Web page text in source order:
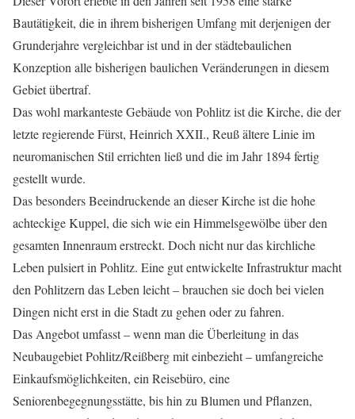
Bautätigkeit, die in ihrem bisherigen Umfang mit derjenigen der
Grunderjahre vergleichbar ist und in der städtebaulichen
Konzeption alle bisherigen baulichen Veränderungen in diesem
Gebiet übertraf.
Das wohl markanteste Gebäude von Pohlitz ist die Kirche, die der
letzte regierende Fürst, Heinrich XXII., Reuß ältere Linie im
neuromanischen Stil errichten ließ und die im Jahr 1894 fertig
gestellt wurde.
Das besonders Beeindruckende an dieser Kirche ist die hohe
achteckige Kuppel, die sich wie ein Himmelsgewölbe über den
gesamten Innenraum erstreckt. Doch nicht nur das kirchliche
Leben pulsiert in Pohlitz. Eine gut entwickelte Infrastruktur macht
den Pohlitzern das Leben leicht – brauchen sie doch bei vielen
Dingen nicht erst in die Stadt zu gehen oder zu fahren.
Das Angebot umfasst – wenn man die Überleitung in das
Neubaugebiet Pohlitz/Reißberg mit einbezieht – umfangreiche
Einkaufsmöglichkeiten, ein Reisebüro, eine
Seniorenbegegnungsstätte, bis hin zu Blumen und Pflanzen,